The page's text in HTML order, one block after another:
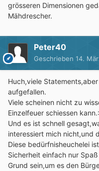
grösseren Dimensionen
Mähdrescher.
Peter40
Geschrieben 14.
Huch,viele
aufgefallen.
Viele scheinen nicht zu
Einzelfeuer schiessen
Und es ist schnell
interessiert mich nicht,und
Diese bedürfnisheuchelei
Sicherheit einfach nur
Grund sein,um es den